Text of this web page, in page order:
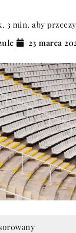
3 min. aby
23 marca